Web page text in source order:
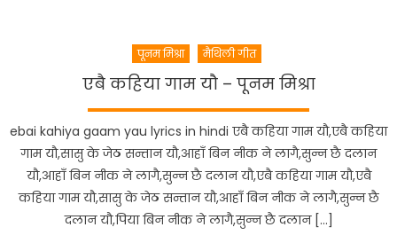
पूनम मिश्रा मैथिली गीत
एबै कहिया गाम यौ – पूनम मिश्रा
ebai kahiya gaam yau lyrics in hindi एबै कहिया गाम यौ,एबै कहिया
गाम यौ,सासु के जेठ सन्तान यौ,आहाँ बिन नीक ने लागै,सुन्न छै दलान
यौ,आहाँ बिन नीक ने लागै,सुन्न छै दलान यौ,एबै कहिया गाम यौ,एबै
कहिया गाम यौ,सासु के जेठ सन्तान यौ,आहाँ बिन नीक ने लागै,सुन्न छै
दलान यौ,पिया बिन नीक ने लागै,सुन्न छै दलान […]